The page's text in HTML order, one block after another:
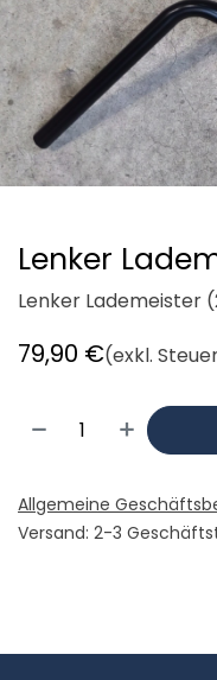
Lenker
Lenker Lademeister
79,90 €(exkl.
Allgemeine
Versand: 2-3